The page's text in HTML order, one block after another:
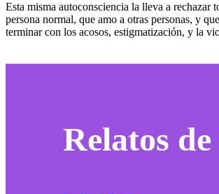
Esta misma autoconsciencia la lleva a rechazar
persona normal, que amo a otras personas, y
terminar con los acosos, estigmatización, y la
Relatos de